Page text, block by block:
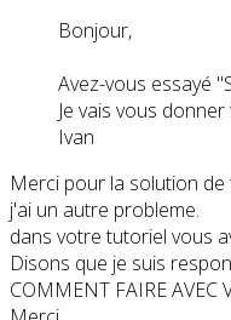
Bonjour,
Avez-vous essayé
Je vais vous
Ivan
Merci pour la solution de
j'ai un autre probleme.
dans votre tutoriel vous
Disons que je suis
COMMENT FAIRE AVEC